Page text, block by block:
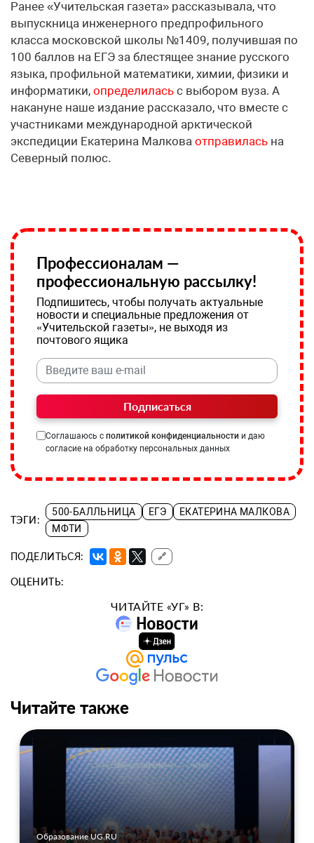
Ранее «Учительская газета» рассказывала, что
выпускница инженерного предпрофильного
класса московской школы №1409, получившая по
100 баллов на ЕГЭ за блестящее знание русского
языка, профильной математики, химии, физики и
информатики, определилась с выбором вуза. А
накануне наше издание рассказало, что вместе с
участниками международной арктической
экспедиции Екатерина Малкова отправилась на
Северный полюс.
Профессионалам —
профессиональную рассылку!
Подпишитесь, чтобы получать актуальные
новости и специальные предложения от
«Учительской газеты», не выходя из
почтового ящика
Подписаться
Соглашаюсь с политикой конфиденциальности и даю
согласие на обработку персональных данных
ТЭГИ:
500-БАЛЛЬНИЦА ЕГЭ
ЕКАТЕРИНА МАЛКОВА
МФТИ
ПОДЕЛИТЬСЯ: 🔗
ОЦЕНИТЬ:
ЧИТАЙТЕ «УГ» В:
Читайте также
Образование UG.RU